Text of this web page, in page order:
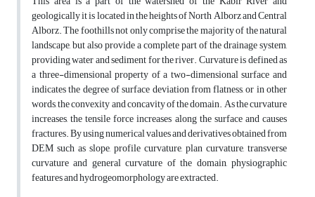
geologically it is located in the heights of North Alborz and Central
Alborz. The foothills not only comprise the majority of the natural
landscape, but also provide a complete part of the drainage system,
providing water and sediment for the river. Curvature is defined as
a three-dimensional property of a two-dimensional surface and
indicates the degree of surface deviation from flatness, or in other
words, the convexity and concavity of the domain. As the curvature
increases, the tensile force increases along the surface and causes
fractures. By using numerical values and derivatives obtained from
DEM such as slope, profile curvature, plan curvature, transverse
curvature and general curvature of the domain, physiographic
features and hydrogeomorphology are extracted.